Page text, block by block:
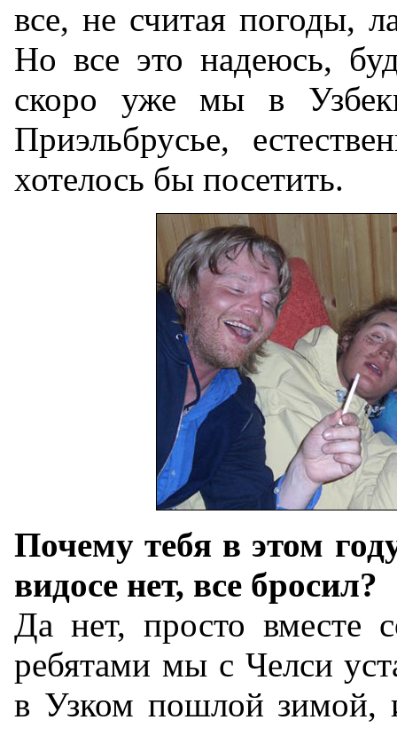
все, не считая погоды,
Но все это надеюсь,
скоро уже мы в
Приэльбрусье,
хотелось бы посетить.
Почему тебя в этом
видосе нет, все бросил?
Да нет, просто вместе
ребятами мы с Челси
в Узком пошлой зимой,